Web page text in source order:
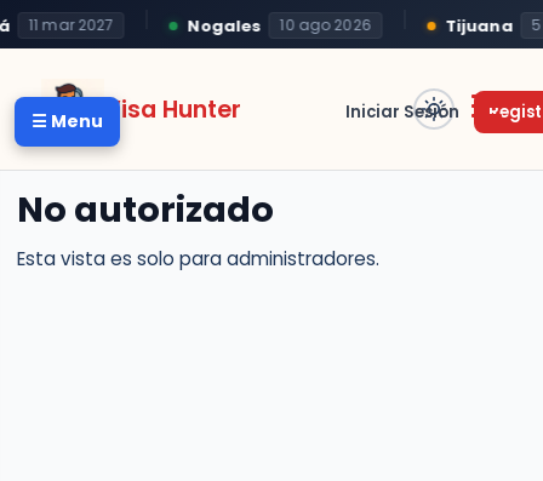
11 mar 2027 Nogales 10 ago 2026 Tijuana
Visa Hunter Iniciar Sesión
☰ Menu
No autorizado
Esta vista es solo para administradores.